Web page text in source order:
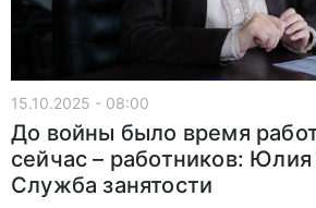
15.10.2025 - 08:00
До войны было время
сейчас – работников:
Служба занятости